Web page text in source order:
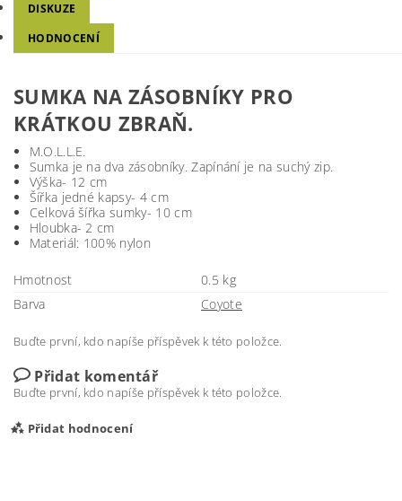
DISKUZE
HODNOCENÍ
SUMKA NA ZÁSOBNÍKY PRO
KRÁTKOU ZBRAŇ.
M.O.L.L.E.
Sumka je na dva zásobníky. Zapínání je na suchý zip.
Výška- 12 cm
Šířka jedné kapsy- 4 cm
Celková šířka sumky- 10 cm
Hloubka- 2 cm
Materiál: 100% nylon
Hmotnost
0.5 kg
Barva
Coyote
Buďte první, kdo napíše příspěvek k této položce.
Přidat komentář
Buďte první, kdo napíše příspěvek k této položce.
Přidat hodnocení